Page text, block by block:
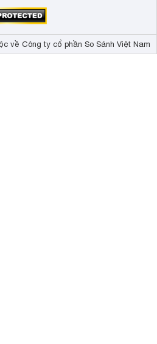
về Công ty cổ phần So Sánh Việt Nam